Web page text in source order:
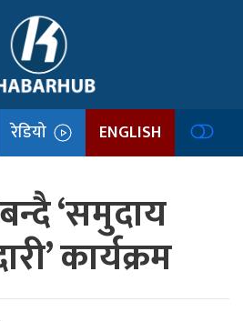
रेडियो ENGLISH
‘समुदाय
कार्यक्रम